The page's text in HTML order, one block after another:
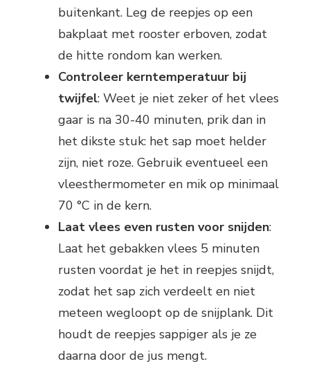
buitenkant. Leg de reepjes op een
bakplaat met rooster erboven, zodat
de hitte rondom kan werken.
Controleer kerntemperatuur bij
twijfel: Weet je niet zeker of het vlees
gaar is na 30-40 minuten, prik dan in
het dikste stuk: het sap moet helder
zijn, niet roze. Gebruik eventueel een
vleesthermometer en mik op minimaal
70 °C in de kern.
Laat vlees even rusten voor snijden:
Laat het gebakken vlees 5 minuten
rusten voordat je het in reepjes snijdt,
zodat het sap zich verdeelt en niet
meteen wegloopt op de snijplank. Dit
houdt de reepjes sappiger als je ze
daarna door de jus mengt.